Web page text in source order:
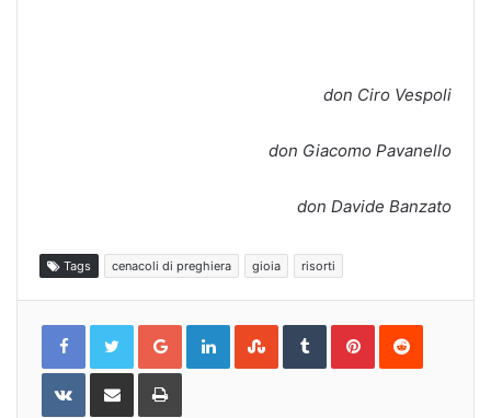
don Ciro Vespoli
don Giacomo Pavanello
don Davide Banzato
Tags cenacoli di preghiera gioia risorti
Google+LinkedInStumbleUpon
TumblrPinterestReddit
VKontakteShare
Email
Print